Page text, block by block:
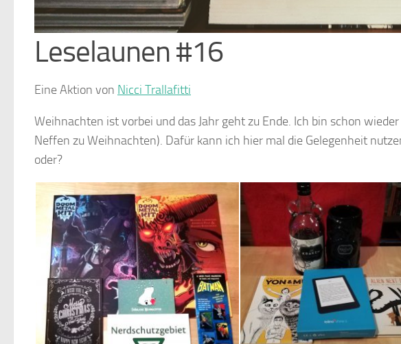
Leselaunen #16
Eine Aktion von Nicci Trallafitti
Weihnachten ist vorbei und das Jahr geht zu Ende. Ich bin schon
Neffen zu Weihnachten). Dafür kann ich hier mal die Gelegenheit
oder?